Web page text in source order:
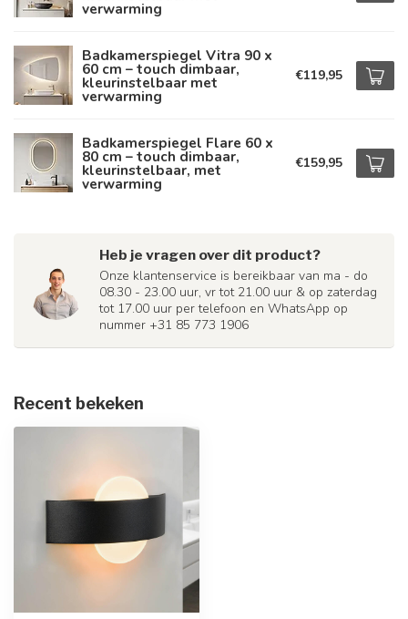
verwarming
Badkamerspiegel Vitra 90 x
60 cm – touch dimbaar,
kleurinstelbaar met
verwarming
€119,95
Badkamerspiegel Flare 60 x
80 cm – touch dimbaar,
kleurinstelbaar, met
verwarming
€159,95
Heb je vragen over dit product?
Onze klantenservice is bereikbaar van ma - do
08.30 - 23.00 uur, vr tot 21.00 uur & op zaterdag
tot 17.00 uur per telefoon en WhatsApp op
nummer +31 85 773 1906
Recent bekeken